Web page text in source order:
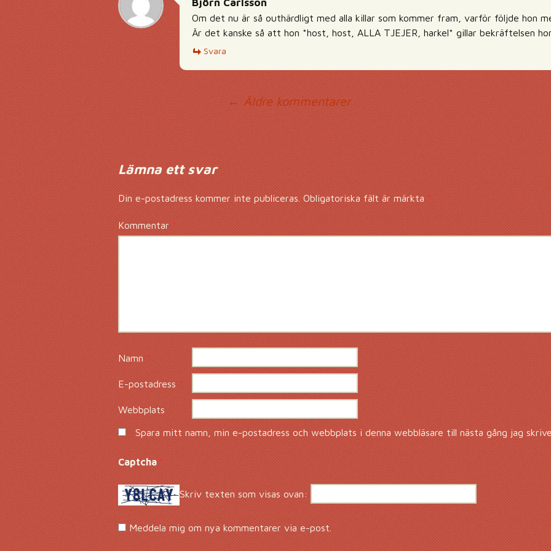
Björn Carlsson
Om det nu är så outhärdligt med alla killar som kommer fram, varför följde hon
Är det kanske så att hon *host, host, ALLA TJEJER, harkel* gillar bekräftelsen
Svara
← Äldre kommentarer
Lämna ett svar
Din e-postadress kommer inte publiceras. Obligatoriska fält är märkta*
Kommentar*
Namn*
E-postadress*
Webbplats
Spara mitt namn, min e-postadress och webbplats i denna webbläsare till nästa gång jag
Captcha*
Skriv texten som visas ovan:
Meddela mig om nya kommentarer via e-post.